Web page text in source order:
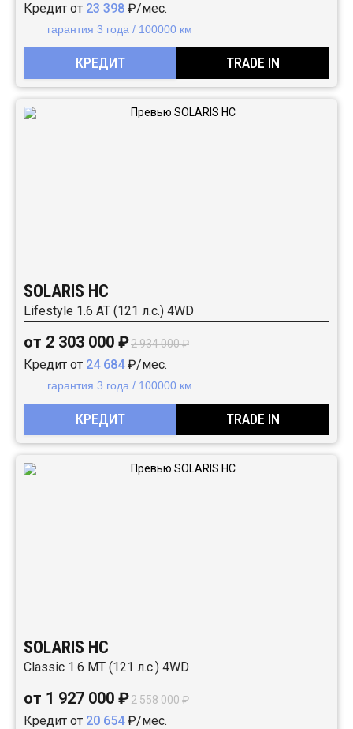
Кредит от 23 398 ₽/мес.
гарантия 3 года / 100000 км
КРЕДИТ TRADE IN
SOLARIS HC
Lifestyle 1.6 AT (121 л.с.) 4WD
от 2 303 000 ₽2 934 000 ₽
Кредит от 24 684₽/мес.
гарантия 3 года / 100000 км
КРЕДИТ TRADE IN
SOLARIS HC
Classic 1.6 MT (121 л.с.) 4WD
от 1 927 000 ₽2 558 000 ₽
Кредит от 20 654₽/мес.